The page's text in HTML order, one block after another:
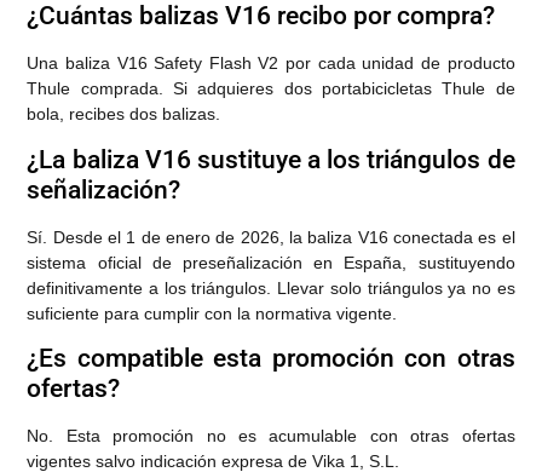
¿Cuántas balizas V16 recibo por compra?
Una baliza V16 Safety Flash V2 por cada unidad de producto
Thule comprada. Si adquieres dos portabicicletas Thule de
bola, recibes dos balizas.
¿La baliza V16 sustituye a los triángulos de
señalización?
Sí. Desde el 1 de enero de 2026, la baliza V16 conectada es el
sistema oficial de preseñalización en España, sustituyendo
definitivamente a los triángulos. Llevar solo triángulos ya no es
suficiente para cumplir con la normativa vigente.
¿Es compatible esta promoción con otras
ofertas?
No. Esta promoción no es acumulable con otras ofertas
vigentes salvo indicación expresa de Vika 1, S.L.